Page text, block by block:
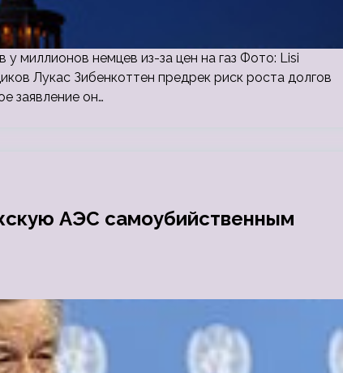
миллионов немцев из-за цен на газ Фото: Lisi
Лукас Зибенкоттен предрек риск роста долгов
заявление он…
АЭС самоубийственным